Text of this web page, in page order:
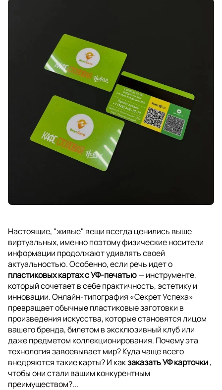
Настоящие, "живые" вещи всегда ценились выше
виртуальных, именно поэтому физические носители
информации продолжают удивлять своей
актуальностью. Особенно, если речь идет о
пластиковых картах с УФ-печатью— инструменте,
который сочетает в себе практичность, эстетику и
инновации. Онлайн-типография «Секрет Успеха»
превращает обычные пластиковые заготовки в
произведения искусства, которые становятся лицом
вашего бренда, билетом в эксклюзивный клуб или
даже предметом коллекционирования. Почему эта
технология завоевывает мир? Куда чаще всего
внедряются такие карты? И какзаказать УФ карточки,
чтобы они стали вашим конкурентным
преимуществом?...